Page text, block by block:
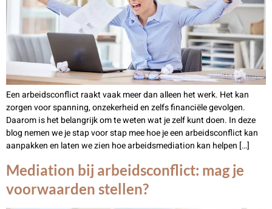
Een arbeidsconflict raakt vaak meer dan alleen het werk. Het kan
zorgen voor spanning, onzekerheid en zelfs financiële gevolgen.
Daarom is het belangrijk om te weten wat je zelf kunt doen. In deze
blog nemen we je stap voor stap mee hoe je een arbeidsconflict kan
aanpakken en laten we zien hoe arbeidsmediation kan helpen […]
Mediation bij arbeidsconflict: mag je
voorwaarden stellen?